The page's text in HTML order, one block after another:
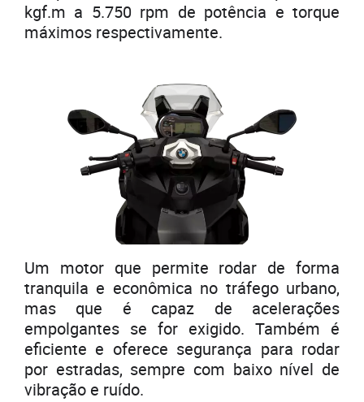
kgf.m a 5.750 rpm de potência e torque
máximos respectivamente.
Um motor que permite rodar de forma
tranquila e econômica no tráfego urbano,
mas que é capaz de acelerações
empolgantes se for exigido. Também é
eficiente e oferece segurança para rodar
por estradas, sempre com baixo nível de
vibração e ruído.